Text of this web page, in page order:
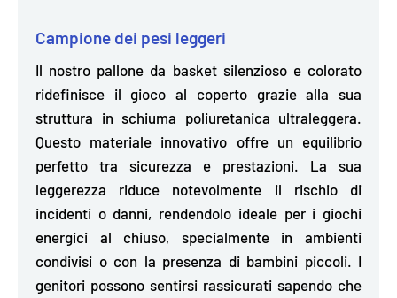
Campione dei pesi leggeri
Il nostro pallone da basket silenzioso e colorato
ridefinisce il gioco al coperto grazie alla sua
struttura in schiuma poliuretanica ultraleggera
Questo materiale innovativo offre un equilibrio
perfetto tra sicurezza e prestazioni. La sua
leggerezza riduce notevolmente il rischio di
incidenti o danni, rendendolo ideale per i giochi
energici al chiuso, specialmente in ambienti
condivisi o con la presenza di bambini piccoli. I
genitori possono sentirsi rassicurati sapendo che